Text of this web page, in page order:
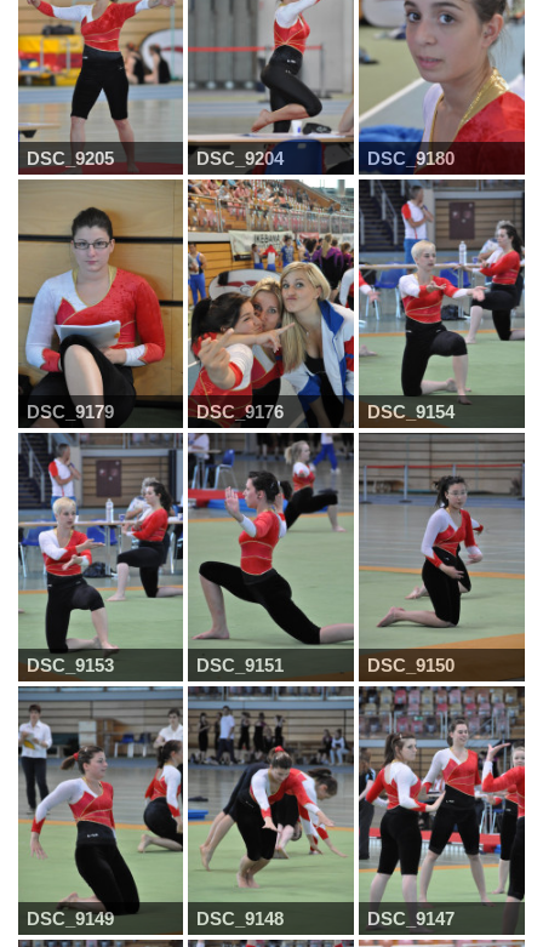
DSC_9205 DSC_9204 DSC_9180
DSC_9179 DSC_9176 DSC_9154
DSC_9153 DSC_9151 DSC_9150
DSC_9149 DSC_9148 DSC_9147